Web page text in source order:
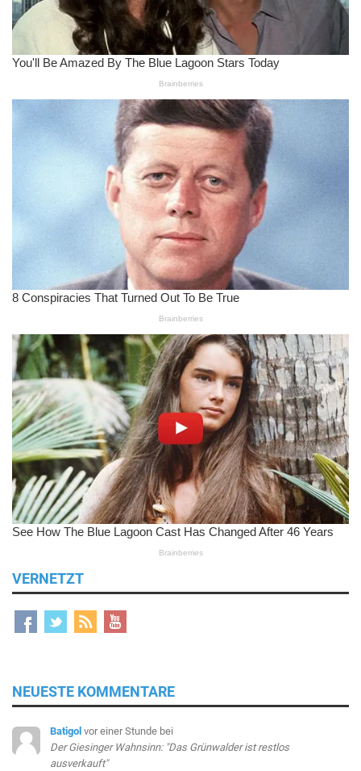
VERNETZT
NEUESTE KOMMENTARE
Batigol vor einer Stunde bei
Der Giesinger Wahnsinn: "Das Grünwalder ist restlos
ausverkauft"